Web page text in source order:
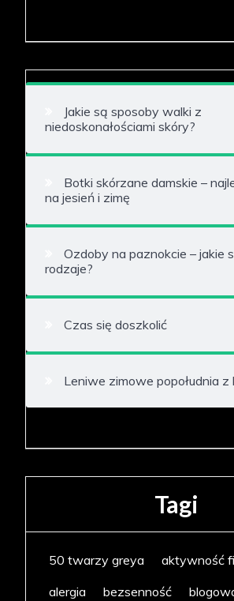
Jakie są sposoby walki z
niedoskonałościami skóry?
Botki skórzane damskie –
na jesień i zimę
Ozdoby na paznokcie – jakie
rodzaje?
Czas się doszkolić
Leniwe zimowe popołudnia
Tagi
50 twarzy greya
aktywność
alergia
bezsenność